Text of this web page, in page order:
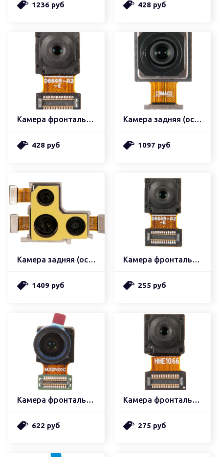
1236 руб 428 руб
Камера фронтальная (передняя)
428 руб
Камера задняя (основная)
1097 руб
Камера задняя (основная)
1409 руб
Камера фронтальная (передняя)
255 руб
Камера фронтальная (передняя)
622 руб
Камера фронтальная (передняя)
275 руб